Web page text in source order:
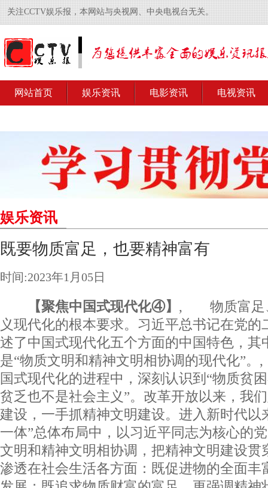
关注CCTV娱乐报，本网站与央视网、中央电视台无关。
网站首页 娱乐资讯 电影资讯 电视资讯
娱乐资讯
既要物质富足，也要精神富有
时间:2023年1月05日
【聚焦中国式现代化④】 , 物质富足
义现代化的根本要求。习近平总书记在党的
述了中国式现代化五个方面的中国特色，其
是“物质文明和精神文明相协调的现代化
国式现代化的进程中，深刻认识到“物质贫
贫乏也不是社会主义”。改革开放以来，我
建设，一手抓精神文明建设。进入新时代以
一体”总体布局中，以习近平同志为核心的
文明和精神文明相协调，把精神文明建设贯
渗透在社会生活各方面：既促进物的全面丰